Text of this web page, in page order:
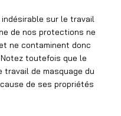
sur le travail
de nos protections ne
ne contaminent donc
toutefois que le
de masquage du
de ses propriétés